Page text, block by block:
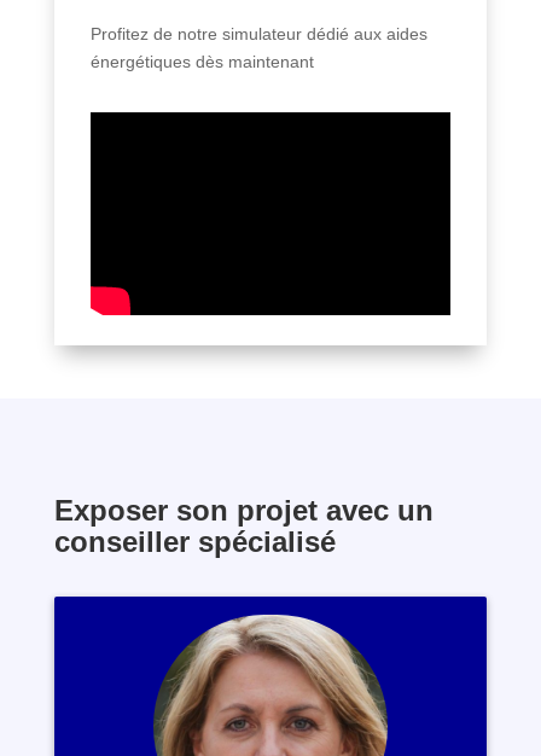
Profitez de notre simulateur dédié aux aides
énergétiques dès maintenant
Exposer son projet avec un
conseiller spécialisé